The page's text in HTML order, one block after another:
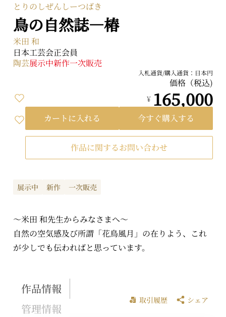
展示中 新作 一次販売
～米田 和先生からみなさまへ～
自然の空気感及び所謂「花鳥風月」の在りよう、これ
が少しでも伝わればと思っています。
作品情報
管理情報
取引履歴 シェア
とりのしぜんしーつばき
鳥の自然誌―椿
米田 和
日本工芸会正会員
陶芸展示中新作一次販売
入札通貨/購入通貨：日本円
価格（税込)
¥ 165,000
カートに入れる 今すぐ購入する
作品に関するお問い合わせ